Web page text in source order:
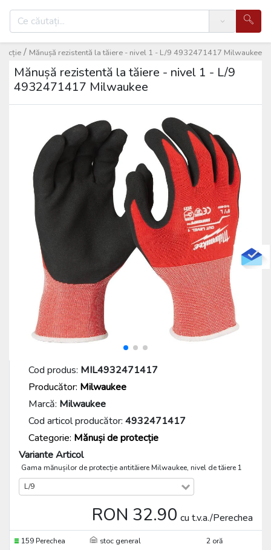
Search
Mănușă rezistentă la tăiere - nivel 1 - L/9 4932471417 Milwaukee
/
Mănușă rezistentă la tăiere - nivel 1 - L/9
4932471417 Milwaukee
Cod produs: MIL4932471417
Producător: Milwaukee
Marcă: Milwaukee
Cod articol producător: 4932471417
Categorie: Mănuși de protecție
Variante Articol
Gama mănușilor de protecție antităiere Milwaukee, nivel de tăiere 1
L/9
RON 32.90 cu t.v.a./Perechea
159 Perechea stoc general
2 oră